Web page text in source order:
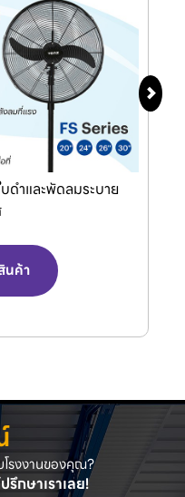
เครื่องมือไร้สาย
ละเอียดสินค้า
รงงานของคุณ?
กษาเราเลย!